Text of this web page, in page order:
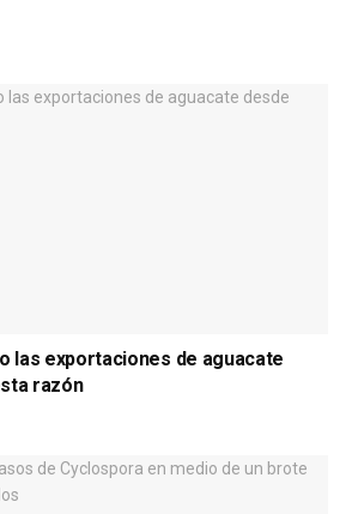
las exportaciones de aguacate
razón